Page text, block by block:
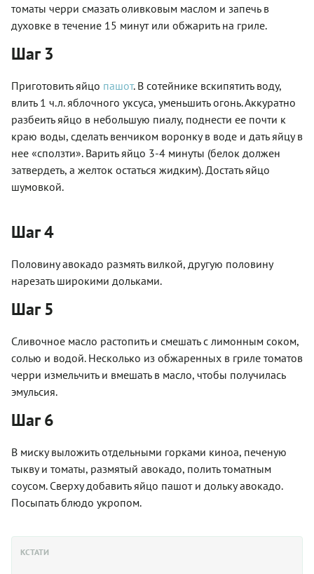
томаты черри смазать оливковым маслом и запечь в
духовке в течение 15 минут или обжарить на гриле.
Шаг 3
Приготовить яйцо пашот. В сотейнике вскипятить воду,
влить 1 ч.л. яблочного уксуса, уменьшить огонь. Аккуратно
разбеить яйцо в небольшую пиалу, поднести ее почти к
краю воды, сделать венчиком воронку в воде и дать яйцу в
нее «сползти». Варить яйцо 3-4 минуты (белок должен
затвердеть, а желток остаться жидким). Достать яйцо
шумовкой.
Шаг 4
Половину авокадо размять вилкой, другую половину
нарезать широкими дольками.
Шаг 5
Сливочное масло растопить и смешать с лимонным соком,
солью и водой. Несколько из обжаренных в гриле томатов
черри измельчить и вмешать в масло, чтобы получилась
эмульсия.
Шаг 6
В миску выложить отдельными горками киноа, печеную
тыкву и томаты, размятый авокадо, полить томатным
соусом. Сверху добавить яйцо пашот и дольку авокадо.
Посыпать блюдо укропом.
КСТАТИ